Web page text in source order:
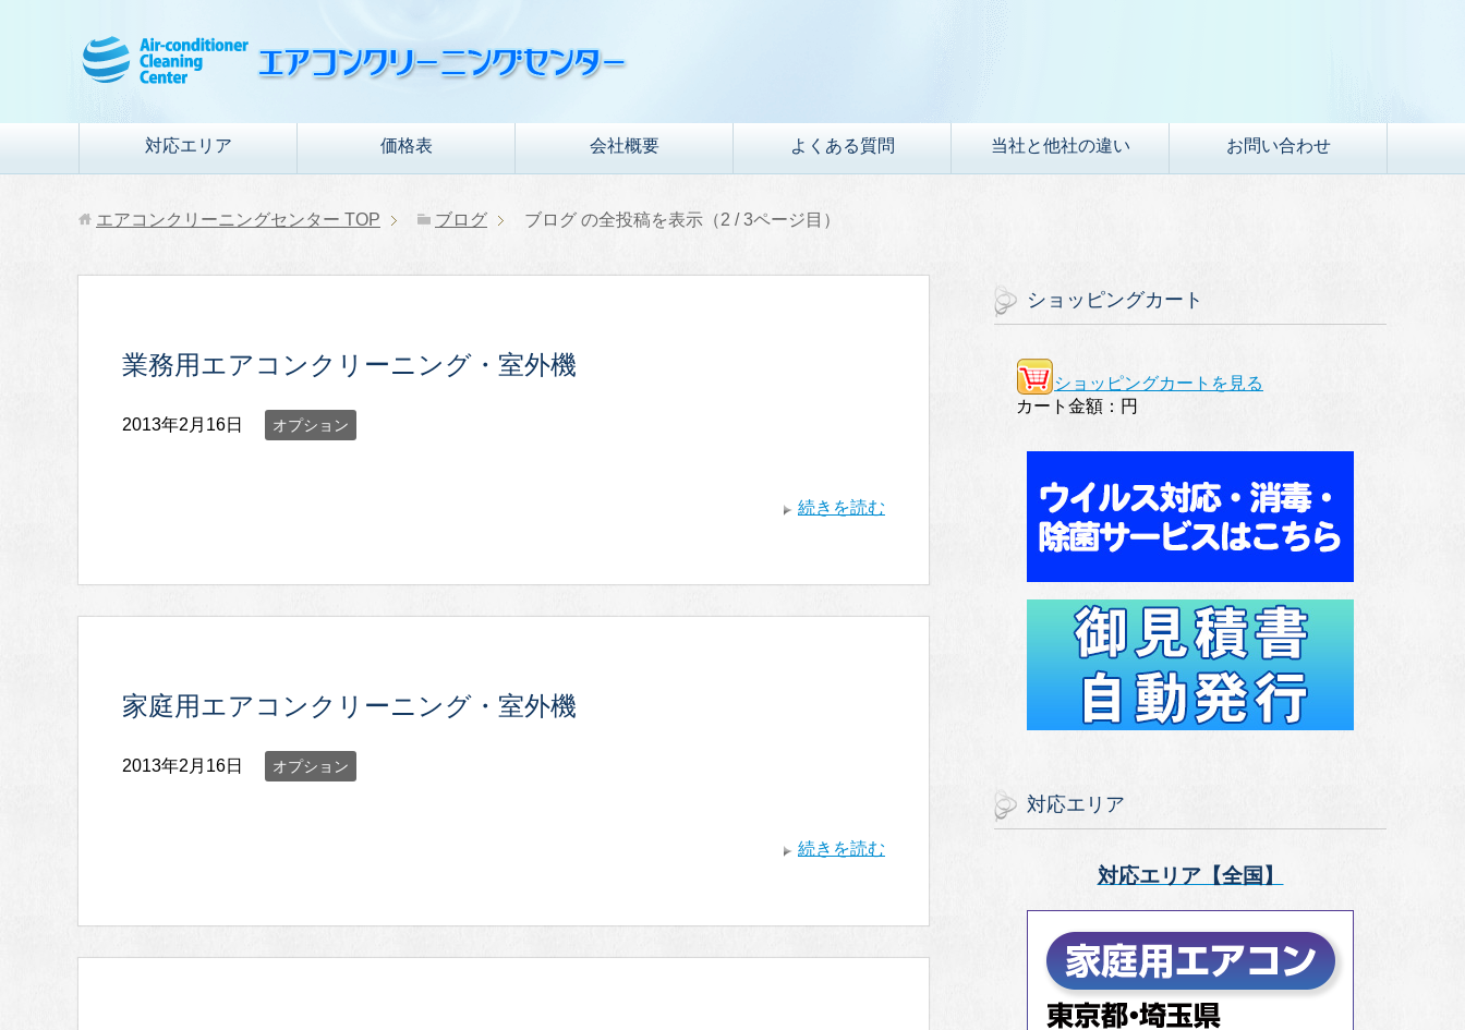
対応エリア 価格表 会社概要 よくある質問 当社と他社の違い お問い合わせ
エアコンクリーニングセンター TOP ブログ ブログ の全投稿を表示（2 / 3ページ目）
業務用エアコンクリーニング・室外機
2013年2月16日 オプション
続きを読む
家庭用エアコンクリーニング・室外機
2013年2月16日 オプション
続きを読む
ショッピングカート
ショッピングカートを見る
カート金額： 円
対応エリア
対応エリア【全国】